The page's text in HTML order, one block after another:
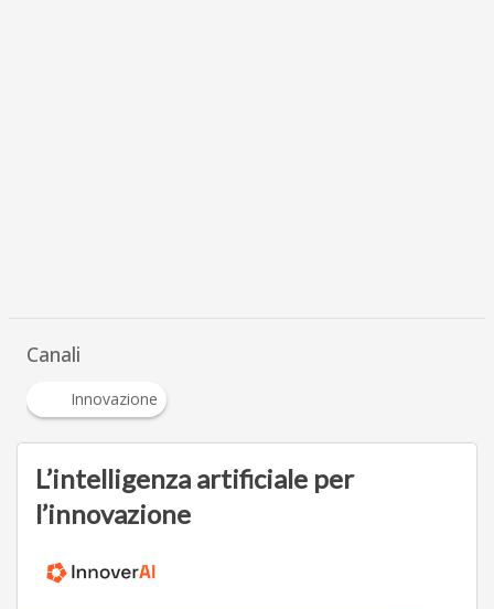
Canali
Innovazione
L’intelligenza artificiale per
l’innovazione